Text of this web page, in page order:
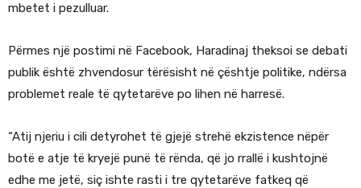
mbetet i pezulluar.
Përmes një postimi në Facebook, Haradinaj theksoi se debati
publik është zhvendosur tërësisht në çështje politike, ndërsa
problemet reale të qytetarëve po lihen në harresë.
“Atij njeriu i cili detyrohet të gjejë strehë ekzistence nëpër
botë e atje të kryejë punë të rënda, që jo rrallë i kushtojnë
edhe me jetë, siç ishte rasti i tre qytetarëve fatkeq që